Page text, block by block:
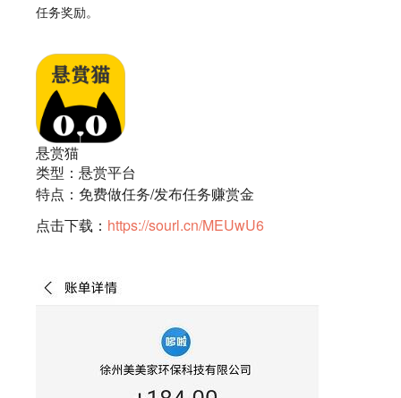
任务奖励。
悬赏猫
类型：悬赏平台
特点：免费做任务/发布任务赚赏金
点击下载： https://sourl.cn/MEUwU6